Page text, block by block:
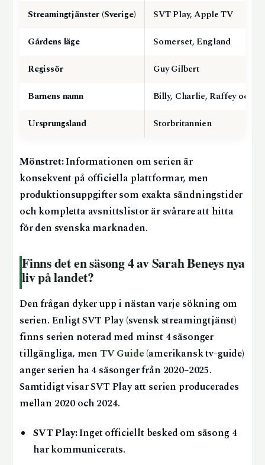
Streamingtjänster (Sverige)
SVT Play, Apple TV
Gårdens läge
Somerset, England
Regissör
Guy Gilbert
Barnens namn
Billy, Charlie, Raffey och
Ursprungsland
Storbritannien
Mönstret:Informationen om serien är
konsekvent på officiella plattformar, men
produktionsuppgifter som exakta sändningstider
och kompletta avsnittslistor är svårare att hitta
för den svenska marknaden.
Finns det en säsong 4 av Sarah Beneys nya
liv på landet?
Den frågan dyker upp i nästan varje sökning om
serien. Enligt SVT Play (svensk streamingtjänst)
finns serien noterad med minst 4 säsonger
tillgängliga, men TV Guide (amerikansk tv-guide)
anger serien ha 4 säsonger från 2020–2025.
Samtidigt visar SVT Play att serien producerades
mellan 2020 och 2024.
SVT Play:Inget officiellt besked om säsong 4
har kommunicerats.